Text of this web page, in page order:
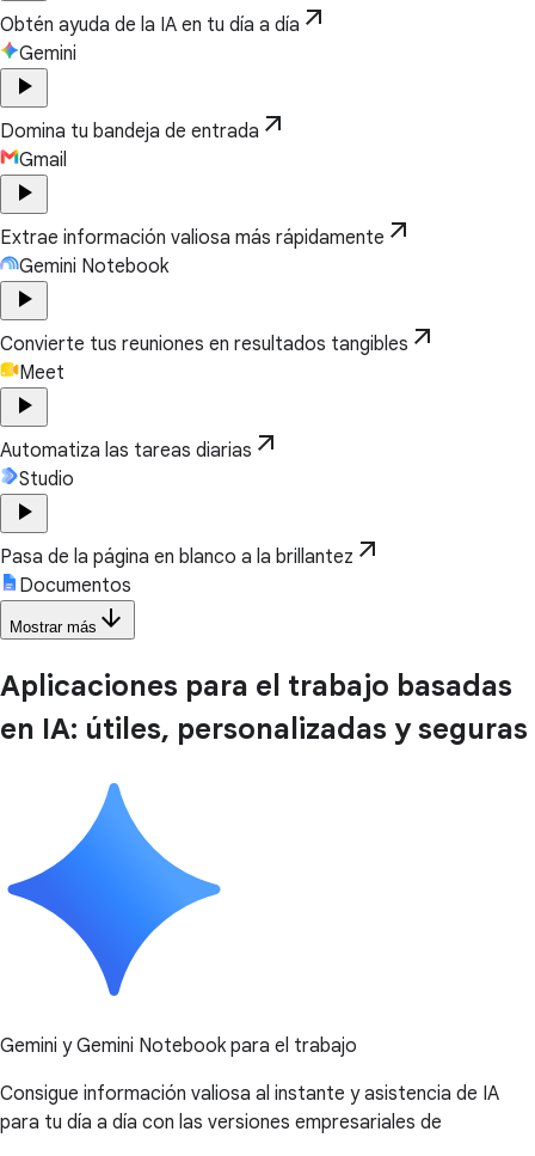
Obtén ayuda de la IA en tu día a día arrow_outward
Gemini
play_arrow
Domina tu bandeja de entrada arrow_outward
Gmail
play_arrow
Extrae información valiosa más rápidamente arrow_outward
Gemini Notebook
play_arrow
Convierte tus reuniones en resultados tangibles arrow_outward
Meet
play_arrow
Automatiza las tareas diarias arrow_outward
Studio
play_arrow
Pasa de la página en blanco a la brillantez arrow_outward
Documentos
Mostrar más arrow_downward
Aplicaciones para el trabajo basadas
en IA: útiles, personalizadas y seguras
Gemini y Gemini Notebook para el trabajo
Consigue información valiosa al instante y asistencia de IA
para tu día a día con las versiones empresariales de